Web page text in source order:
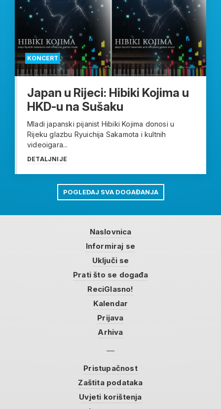
KONCERT
Japan u Rijeci: Hibiki Kojima u
HKD-u na Sušaku
Mladi japanski pijanist Hibiki Kojima donosi u
Rijeku glazbu Ryuichija Sakamota i kultnih
videoigara...
DETALJNIJE
POGLEDAJ SVA DOGAĐANJA
Naslovnica
Informiraj se
Uključi se
Prati što se događa
ReciGlasno!
Kalendar
Prijava
Arhiva
Pristupačnost
Zaštita podataka
Uvjeti korištenja